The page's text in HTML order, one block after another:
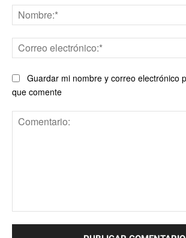
Guardar mi nombre y correo electrónico
que comente